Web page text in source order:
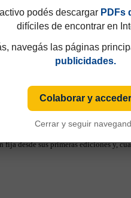
eran consecutivos, no fijos.
desde sus primeras ediciones y,
podés descargar PDFs
difíciles de encontrar en
navegás las páginas
publicidades.
Colaborar y acceder
Cerrar y seguir